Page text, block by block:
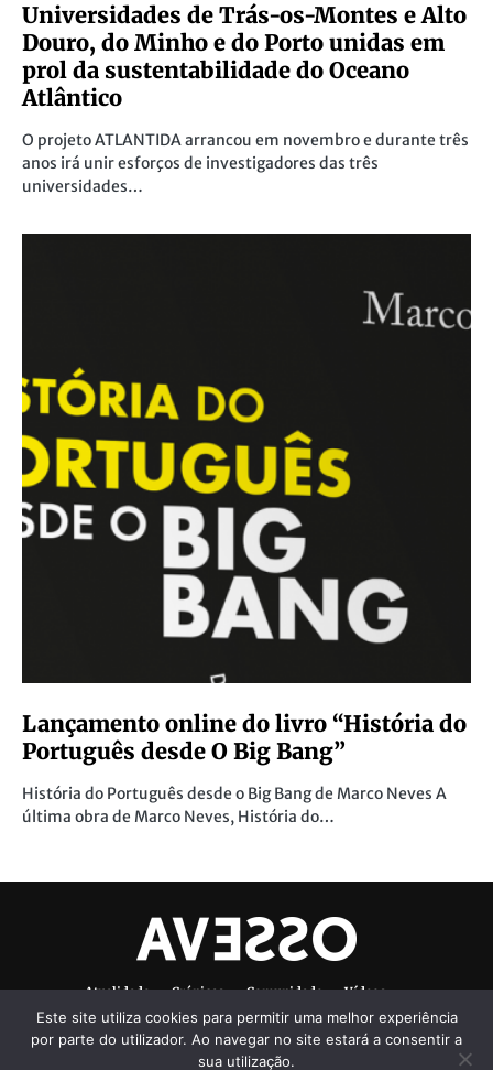
Universidades de Trás-os-Montes e Alto
Douro, do Minho e do Porto unidas em
prol da sustentabilidade do Oceano
Atlântico
O projeto ATLANTIDA arrancou em novembro e durante três
anos irá unir esforços de investigadores das três
universidades…
Lançamento online do livro “História do
Português desde O Big Bang”
História do Português desde o Big Bang de Marco Neves A
última obra de Marco Neves, História do…
Atualidade Crónicas Comunidade
Vídeos
Denúncias Ambientais
Ficha Técnica
Este site utiliza cookies para permitir uma melhor experiência
por parte do utilizador. Ao navegar no site estará a consentir a
sua utilização.